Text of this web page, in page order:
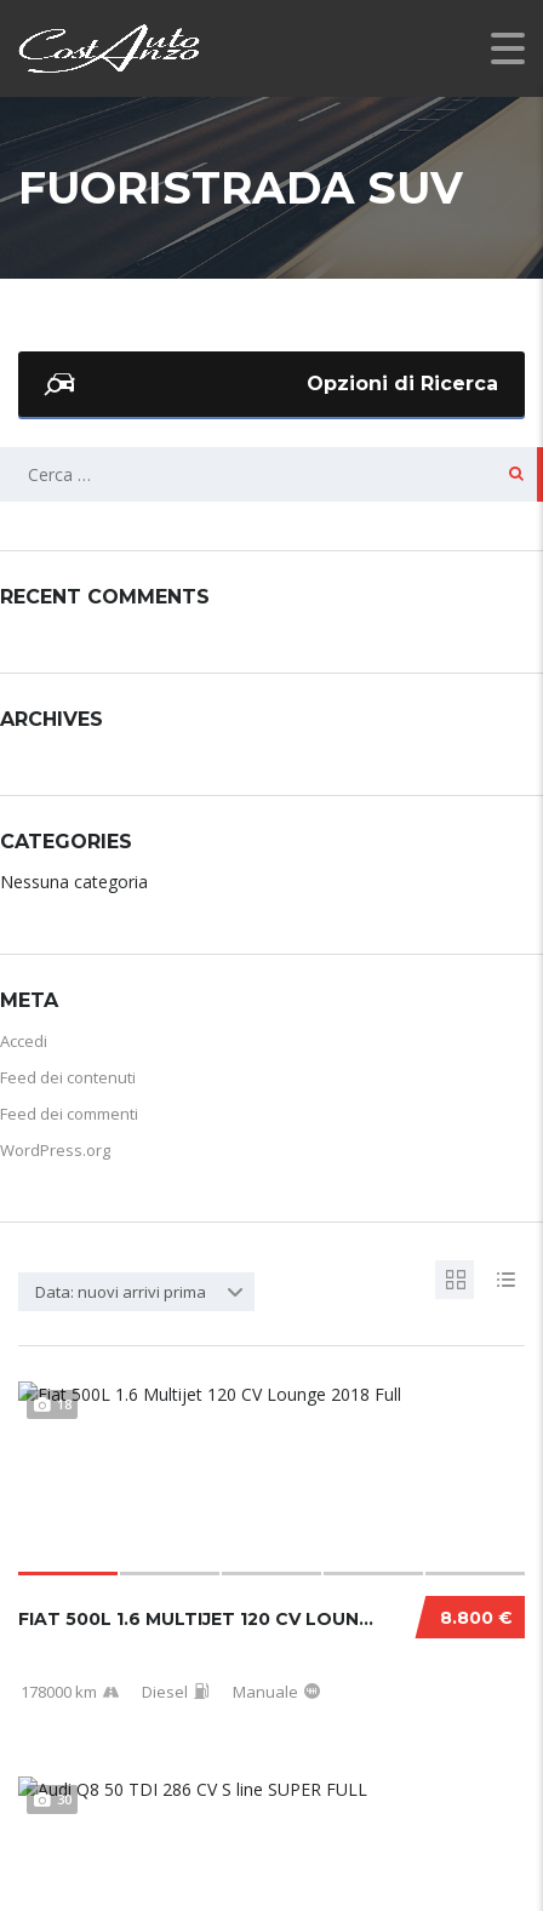
FUORISTRADA SUV
Opzioni di Ricerca
RECENT COMMENTS
ARCHIVES
CATEGORIES
Nessuna categoria
META
Accedi
Feed dei contenuti
Feed dei commenti
WordPress.org
Data: nuovi arrivi prima
18
8.800 €
FIAT 500L 1.6 MULTIJET 120 CV LOUNGE 2018 FU...
178000 km Diesel Manuale
30